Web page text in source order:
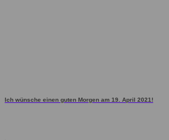
Ich wünsche einen guten Morgen am 19. April 2021!